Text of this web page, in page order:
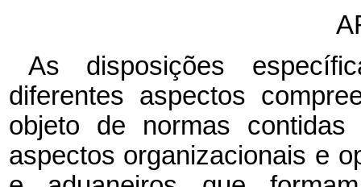
As disposições
diferentes aspectos
objeto de normas
aspectos organizacionais e